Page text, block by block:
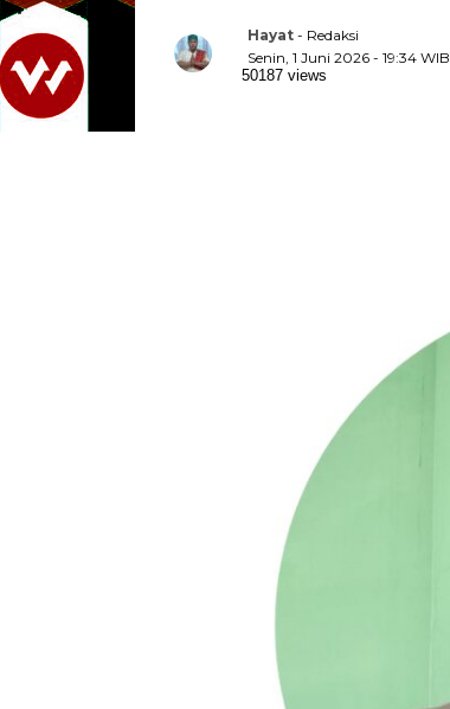
Hayat - Redaksi
Senin, 1 Juni 2026 - 19:34 WIB
50187 views